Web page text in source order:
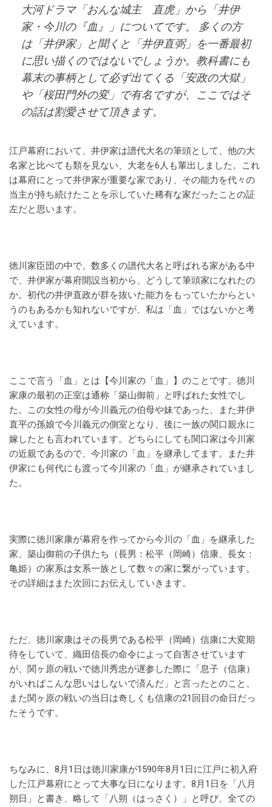
大河ドラマ「おんな城主 直虎」から「井伊
家・今川の『血』」についてです。 多くの方
は「井伊家」と聞くと「井伊直弼」を一番最初
に思い描くのではないでしょうか。教科書にも
幕末の事柄として必ず出てくる「安政の大獄」
や「桜田門外の変」で有名ですが、ここではそ
の話は割愛させて頂きます。
江戸幕府において、井伊家は譜代大名の筆頭として、他の大
名家と比べても類を見ない、大老を6人も輩出しました。これ
は幕府にとって井伊家が重要な家であり、その能力を代々の
当主が持ち続けたことを示していた稀有な家だったことの証
左だと思います。
徳川家臣団の中で、数多くの譜代大名と呼ばれる家がある中
で、井伊家が幕府開設当初から、どうして筆頭家になれたの
か。初代の井伊直政が群を抜いた能力をもっていたからとい
うのもあるかも知れないですが、私は「血」ではないかと考
えています。
ここで言う「血」とは【今川家の「血」】のことです。徳川
家康の最初の正室は通称「築山御前」と呼ばれた女性でし
た。この女性の母が今川義元の伯母や妹であった、また井伊
直平の孫娘で今川義元の側室となり、後に一族の関口親永に
嫁したとも言われています。どちらにしても関口家は今川家
の近親であるので、今川家の「血」を継承してます。また井
伊家にも何代にも渡って今川家の「血」が継承されていまし
た。
実際に徳川家康が幕府を作ってから今川の「血」を継承した
家、築山御前の子供たち（長男：松平（岡崎）信康、長女：
亀姫）の家系は女系一族として数々の家に繋がっています。
その詳細はまた次回にお伝えしていきます。
ただ、徳川家康はその長男である松平（岡崎）信康に大変期
待をしていて、織田信長の命令によって自害させています
が、関ヶ原の戦いで徳川秀忠が遅参した際に「息子（信康）
がいればこんな思いはしないで済んだ」と言ったとのこと、
また関ヶ原の戦いの当日は奇しくも信康の21回目の命日だっ
たそうです。
ちなみに、8月1日は徳川家康が1590年8月1日に江戸に初入府
した江戸幕府にとって大事な日になります。8月1日を「八月
朔日」と書き、略して「八朔（はっさく）」と呼び、全ての